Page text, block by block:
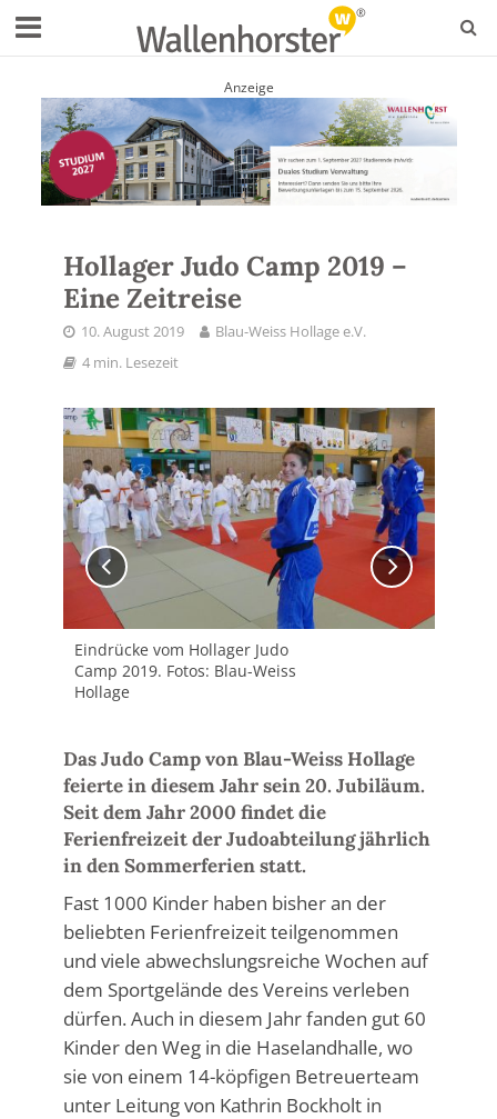
Anzeige
Hollager Judo Camp 2019 –
Eine Zeitreise
10. August 2019
Blau-Weiss Hollage e.V.
4 min. Lesezeit
Eindrücke vom Hollager Judo
Camp 2019. Fotos: Blau-Weiss
Hollage
Das Judo Camp von Blau-Weiss Hollage
feierte in diesem Jahr sein 20. Jubiläum.
Seit dem Jahr 2000 findet die
Ferienfreizeit der Judoabteilung jährlich
in den Sommerferien statt.
Fast 1000 Kinder haben bisher an der
beliebten Ferienfreizeit teilgenommen
und viele abwechslungsreiche Wochen auf
dem Sportgelände des Vereins verleben
dürfen. Auch in diesem Jahr fanden gut 60
Kinder den Weg in die Haselandhalle, wo
sie von einem 14-köpfigen Betreuerteam
unter Leitung von Kathrin Bockholt in